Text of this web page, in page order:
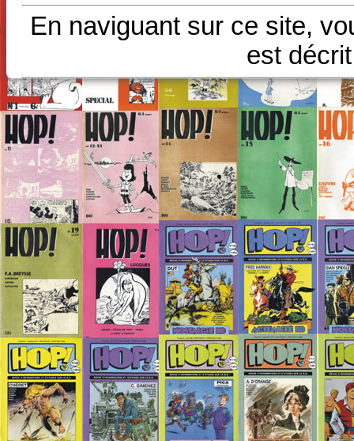
En naviguant sur ce site,
est